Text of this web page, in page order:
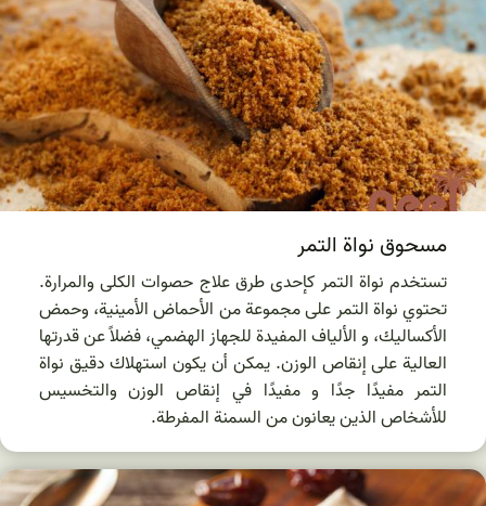
مسحوق نواة التمر
تستخدم نواة التمر كإحدى طرق علاج حصوات الكلى والمرارة.
تحتوي نواة التمر على مجموعة من الأحماض الأمينية، وحمض
الأكساليك، و الألياف المفيدة للجهاز الهضمي، فضلاً عن قدرتها
العالية على إنقاص الوزن. يمكن أن يكون استهلاك دقيق نواة
التمر مفيدًا جدًا و مفيدًا في إنقاص الوزن والتخسيس
للأشخاص الذين يعانون من السمنة المفرطة.